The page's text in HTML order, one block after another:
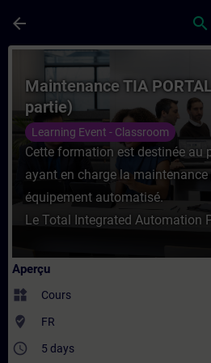
arrow_back search
Cours - Maintenance
Maintenance TIA
partie)
Learning Event - Classroom
Cette formation est destinée au
ayant en charge la
équipement automatisé.
Le Total Integrated Automation
Aperçu
widgets Cours
where_to_vote FR
access_time 5 days